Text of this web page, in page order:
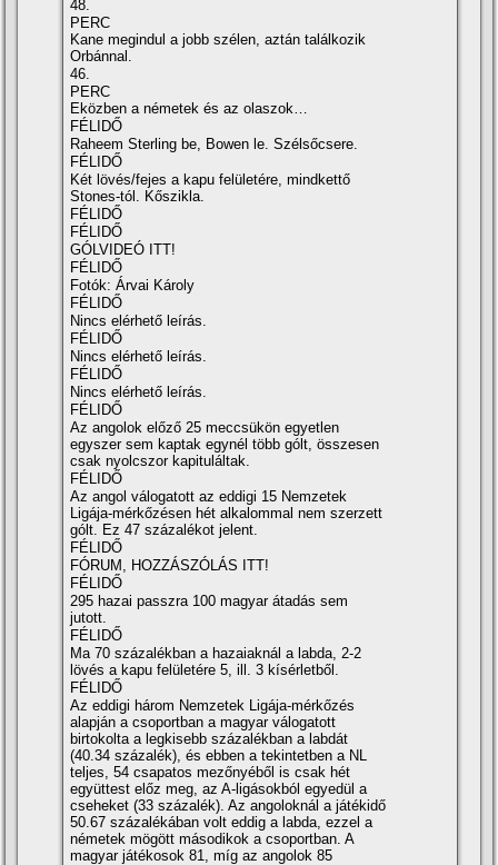
48.
PERC
Kane megindul a jobb szélen, aztán találkozik
Orbánnal.
46.
PERC
Eközben a németek és az olaszok…
FÉLIDŐ
Raheem Sterling be, Bowen le. Szélsőcsere.
FÉLIDŐ
Két lövés/fejes a kapu felületére, mindkettő
Stones-tól. Kőszikla.
FÉLIDŐ
FÉLIDŐ
GÓLVIDEÓ ITT!
FÉLIDŐ
Fotók: Árvai Károly
FÉLIDŐ
Nincs elérhető leírás.
FÉLIDŐ
Nincs elérhető leírás.
FÉLIDŐ
Nincs elérhető leírás.
FÉLIDŐ
Az angolok előző 25 meccsükön egyetlen
egyszer sem kaptak egynél több gólt, összesen
csak nyolcszor kapituláltak.
FÉLIDŐ
Az angol válogatott az eddigi 15 Nemzetek
Ligája-mérkőzésen hét alkalommal nem szerzett
gólt. Ez 47 százalékot jelent.
FÉLIDŐ
FÓRUM, HOZZÁSZÓLÁS ITT!
FÉLIDŐ
295 hazai passzra 100 magyar átadás sem
jutott.
FÉLIDŐ
Ma 70 százalékban a hazaiaknál a labda, 2-2
lövés a kapu felületére 5, ill. 3 kísérletből.
FÉLIDŐ
Az eddigi három Nemzetek Ligája-mérkőzés
alapján a csoportban a magyar válogatott
birtokolta a legkisebb százalékban a labdát
(40.34 százalék), és ebben a tekintetben a NL
teljes, 54 csapatos mezőnyéből is csak hét
együttest előz meg, az A-ligásokból egyedül a
cseheket (33 százalék). Az angoloknál a játékidő
50.67 százalékában volt eddig a labda, ezzel a
németek mögött másodikok a csoportban. A
magyar játékosok 81, míg az angolok 85